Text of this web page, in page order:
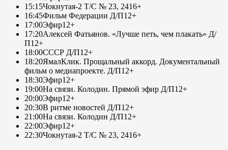
15:15Чокнутая-2 Т/С № 23, 2416+
16:45Фильм Федерации Д/П12+
17:00Эфир12+
17:20Алексей Фатьянов. «Лучше петь, чем плакать» Д/
П12+
18:00СССР Д/П12+
18:20ЯмалКлик. Прощальный аккорд. Документальный
фильм о медиапроекте. Д/П12+
18:30Эфир12+
19:00На связи. Колодин. Прямой эфир Д/П12+
20:00Эфир12+
20:30В ритме новостей Д/П12+
21:00На связи. Колодин Д/П12+
22:00Эфир12+
22:30Чокнутая-2 Т/С № 23, 2416+